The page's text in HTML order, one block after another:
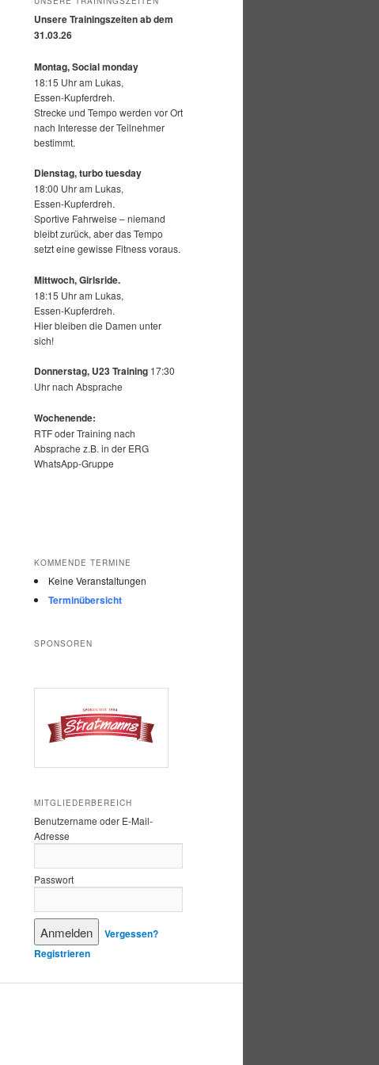
Unsere Trainingszeiten ab dem
31.03.26
Montag, Social monday
18:15 Uhr am Lukas,
Essen-Kupferdreh.
Strecke und Tempo werden vor Ort
nach Interesse der Teilnehmer
bestimmt.
Dienstag, turbo tuesday
18:00 Uhr am Lukas,
Essen-Kupferdreh.
Sportive Fahrweise – niemand
bleibt zurück, aber das Tempo
setzt eine gewisse Fitness voraus.
Mittwoch,Girlsride.
18:15 Uhr am Lukas,
Essen-Kupferdreh.
Hier bleiben die Damen unter
sich!
Donnerstag, U23 Training 17:30
Uhr nach Absprache
Wochenende:
RTF oder Training nach
Absprache z.B. in der ERG
WhatsApp-Gruppe
KOMMENDE TERMINE
Keine Veranstaltungen
Terminübersicht
SPONSOREN
MITGLIEDERBEREICH
Benutzername oder E-Mail-
Adresse
Passwort
Vergessen?
Registrieren